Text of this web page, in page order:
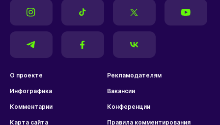
О проекте Рекламодателям
Инфографика Вакансии
Комментарии Конференции
Карта сайта Правила комментирования